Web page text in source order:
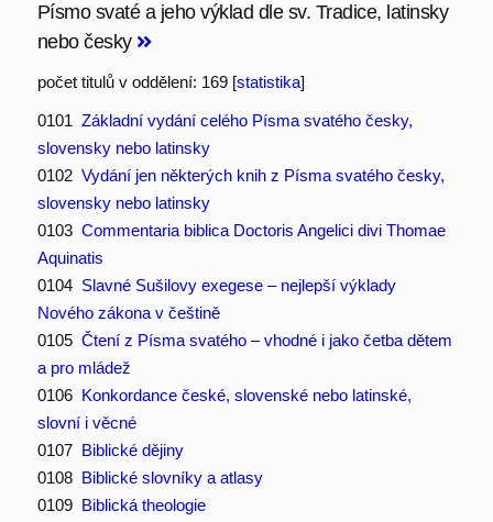
Písmo svaté a jeho výklad dle sv. Tradice, latinsky
nebo česky
počet titulů v oddělení: 169 [statistika]
0101 Základní vydání celého Písma svatého česky,
slovensky nebo latinsky
0102 Vydání jen některých knih z Písma svatého česky,
slovensky nebo latinsky
0103 Commentaria biblica Doctoris Angelici divi Thomae
Aquinatis
0104 Slavné Sušilovy exegese – nejlepší výklady
Nového zákona v češtině
0105 Čtení z Písma svatého – vhodné i jako četba dětem
a pro mládež
0106 Konkordance české, slovenské nebo latinské,
slovní i věcné
0107 Biblické dějiny
0108 Biblické slovníky a atlasy
0109 Biblická theologie